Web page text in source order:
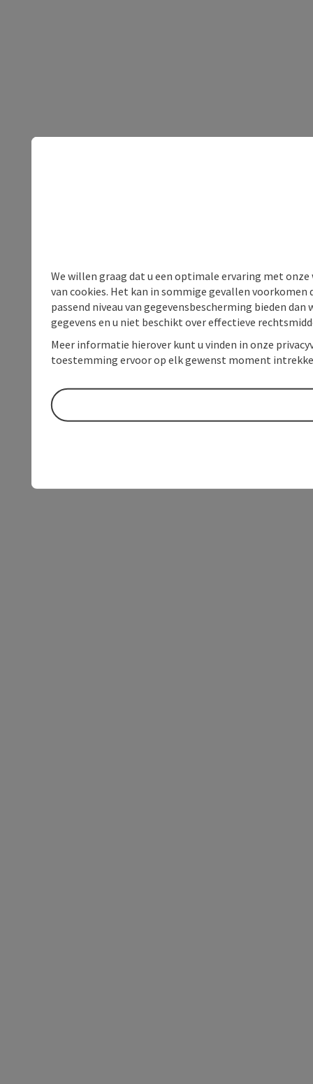
We willen graag dat u een optimale ervaring met
van cookies. Het kan in sommige gevallen voorkomen
passend niveau van gegevensbescherming bieden
gegevens en u niet beschikt over effectieve
Meer informatie hierover kunt u vinden in onze
toestemming ervoor op elk gewenst moment